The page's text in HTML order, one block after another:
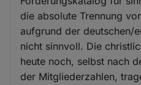
die absolute Trennung
aufgrund der deutschen/
nicht sinnvoll. Die
heute noch, selbst nach
der Mitgliederzahlen,